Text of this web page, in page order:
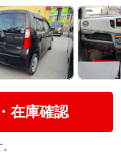
在庫確認